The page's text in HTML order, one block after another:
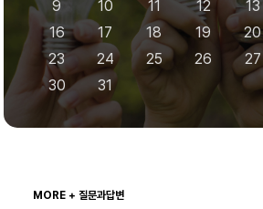
9
10 11 12 13
16
17 18 19 20
23
24 25 26 27
30
31
MORE + 질문과답변